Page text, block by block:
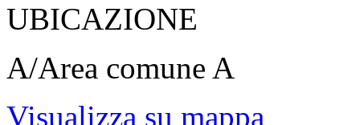
UBICAZIONE
A/Area comune A
Visualizza su mappa